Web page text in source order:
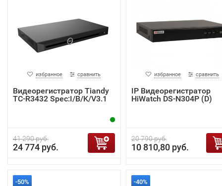
избранное сравнить
Видеорегистратор Tiandy
TC-R3432 Spec:I/B/K/V3.1
41 290 руб.
24 774 руб.
избранное сравнить
IP Видеорегистратор
HiWatch DS-N304P (D)
20 790 руб.
10 810,80 руб.
-50% -40%